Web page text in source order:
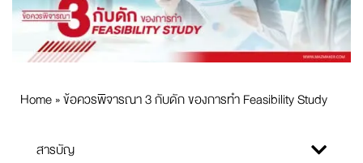
Home»ข้อควรพิจารณา 3 กับดัก ของการทำ Feasibility Study
สารบัญ